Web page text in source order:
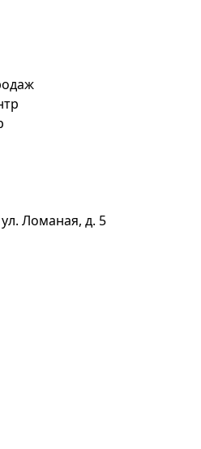
Ломаная, д. 5